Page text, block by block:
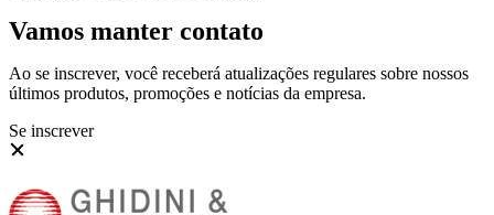
Vamos manter contato
Ao se inscrever, você receberá atualizações regulares sobre nossos
últimos produtos, promoções e notícias da empresa.
Se inscrever